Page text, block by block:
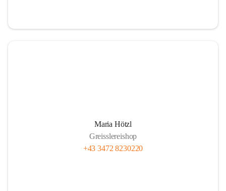
Maria Hötzl
Greisslereishop
+43 3472 8230220